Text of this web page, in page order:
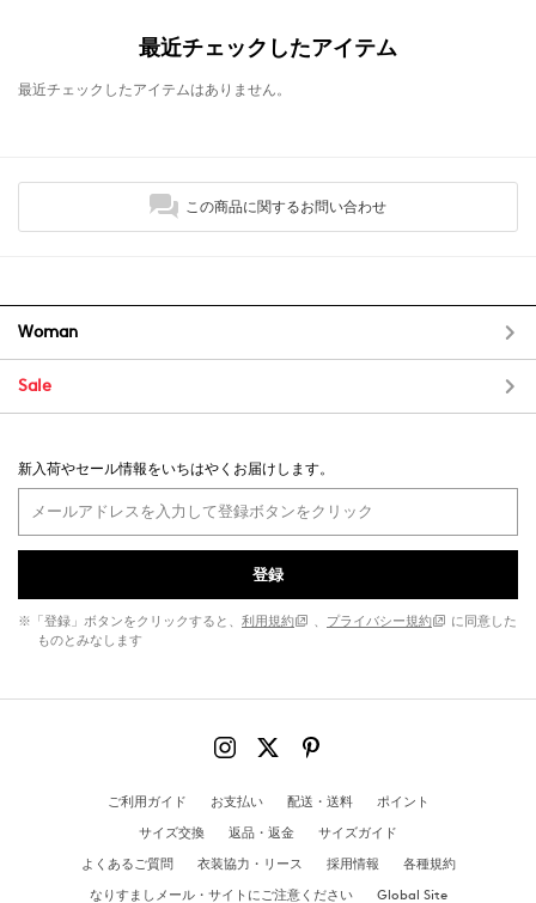
最近チェックしたアイテム
最近チェックしたアイテムはありません。
この商品に関するお問い合わせ
Woman
Sale
新入荷やセール情報をいちはやくお届けします。
登録
※「登録」ボタンをクリックすると、 利用規約 、 プライバシー規約
に同意した
ものとみなします
ご利用ガイド お支払い 配送・送料
ポイント
サイズ交換
返品・返金
サイズガイド
よくあるご質問
衣装協力・リース 採用情報
各種規約
なりすましメール・サイトにご注意ください
Global Site